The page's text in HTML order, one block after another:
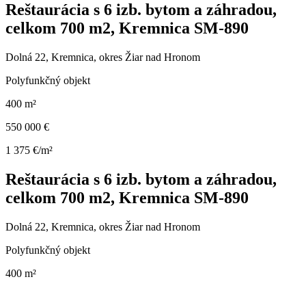
Reštaurácia s 6 izb. bytom a záhradou,
celkom 700 m2, Kremnica SM-890
Dolná 22, Kremnica, okres Žiar nad Hronom
Polyfunkčný objekt
400 m²
550 000 €
1 375 €/m²
Reštaurácia s 6 izb. bytom a záhradou,
celkom 700 m2, Kremnica SM-890
Dolná 22, Kremnica, okres Žiar nad Hronom
Polyfunkčný objekt
400 m²